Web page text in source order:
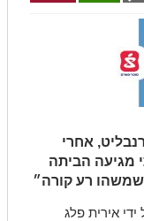
אחרי
מגיעה הביתה
שמשהו רע קורה״
אירית פלג